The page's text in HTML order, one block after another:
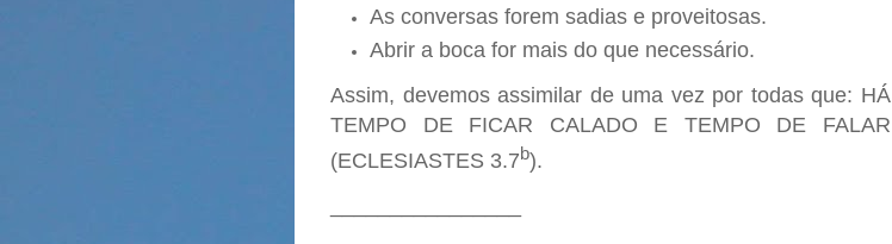
As conversas forem sadias e proveitosas.
Abrir a boca for mais do que necessário.
Assim, devemos assimilar de uma vez por todas que: HÁ
TEMPO DE FICAR CALADO E TEMPO DE FALAR
(ECLESIASTES 3.7b).